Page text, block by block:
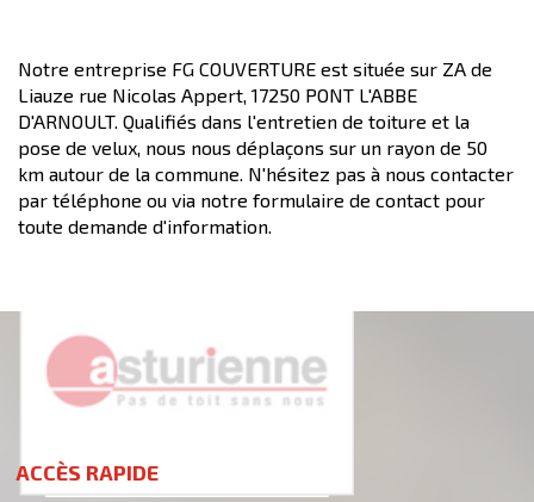
Notre entreprise FG COUVERTURE est située sur ZA de
Liauze rue Nicolas Appert, 17250 PONT L'ABBE
D'ARNOULT. Qualifiés dans l'entretien de toiture et la
pose de velux, nous nous déplaçons sur un rayon de 50
km autour de la commune. N'hésitez pas à nous contacter
par téléphone ou via notre formulaire de contact pour
toute demande d'information.
ACCÈS RAPIDE